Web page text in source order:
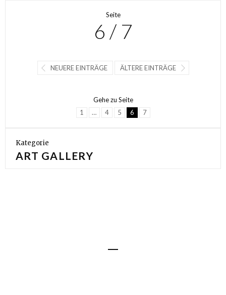
Seite
6 / 7
NEUERE EINTRÄGE ÄLTERE EINTRÄGE
Gehe zu Seite
1
… 4 5 6 7
Kategorie
ART GALLERY